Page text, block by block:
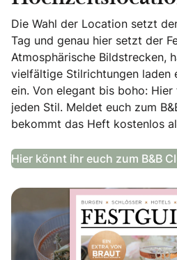
Die Wahl der Location setzt
Tag und genau hier setzt der
Atmosphärische Bildstrecken,
vielfältige Stilrichtungen laden
ein. Von elegant bis boho:
jeden Stil. Meldet euch zum
bekommt das Heft kostenlos
Hier könnt ihr euch zum B&B